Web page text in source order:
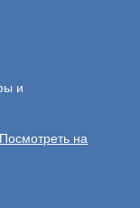
и
Посмотреть на